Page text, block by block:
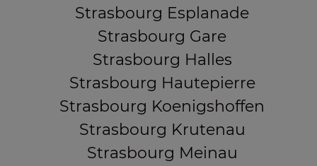
Strasbourg Esplanade
Strasbourg Gare
Strasbourg Halles
Strasbourg Hautepierre
Strasbourg Koenigshoffen
Strasbourg Krutenau
Strasbourg Meinau